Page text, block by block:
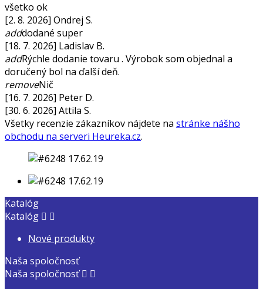
všetko ok
[2. 8. 2026] Ondrej S.
adddodané super
[18. 7. 2026] Ladislav B.
addRýchle dodanie tovaru . Výrobok som objednal a
doručený bol na ďalší deň.
removeNič
[16. 7. 2026] Peter D.
[30. 6. 2026] Attila S.
Všetky recenzie zákazníkov nájdete na stránke nášho
obchodu na serveri Heureka.cz.
Katalóg
Katalóg  
Nové produkty
Naša spoločnosť
Naša spoločnosť  